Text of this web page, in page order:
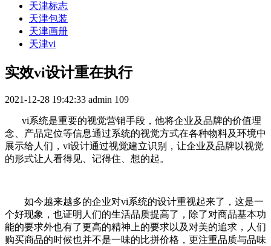
天津标志
天津包装
天津画册
天津vi
实效vi设计重在执行
2021-12-28 19:42:33 admin 109
vi系统是重要的视觉营销手段，他将企业及品牌的价值理
念、产品定位等信息通过系统的视觉方式在各种物料及环境中
展示给人们，vi设计通过视觉建立识别，让企业及品牌以视觉
的形式让人看得见、记得住、想的起。
如今越来越多的企业对vi系统的设计重视起来了，这是一
个好现象，也证明人们的生活品质提高了，除了对商品基本功
能的要求外也有了更高的精神上的要求以及对美的追求，人们
购买商品的时候也并不是一味的比拼价格，更注重品质与品味